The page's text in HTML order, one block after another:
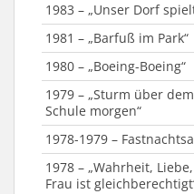
1983 – „Unser Dorf
1981 – „Barfuß im Park“
1980 – „Boeing-Boeing“
1979 – „Sturm über
Schule morgen“
1978-1979 –
1978 – „Wahrheit,
Frau ist